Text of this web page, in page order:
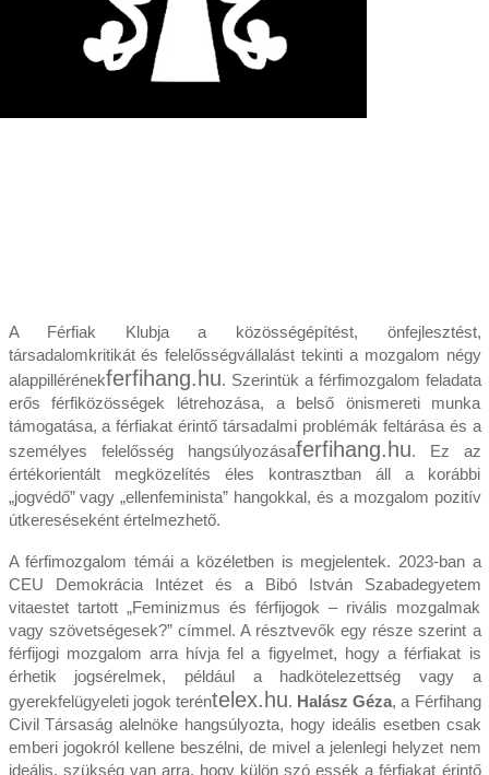
A Férfiak Klubja a közösségépítést, önfejlesztést,
társadalomkritikát és felelősségvállalást tekinti a mozgalom négy
alappillérénekferfihang.hu. Szerintük a férfimozgalom feladata
erős férfiközösségek létrehozása, a belső önismereti munka
támogatása, a férfiakat érintő társadalmi problémák feltárása és a
személyes felelősség hangsúlyozásaferfihang.hu. Ez az
értékorientált megközelítés éles kontrasztban áll a korábbi
„jogvédő” vagy „ellenfeminista” hangokkal, és a mozgalom pozitív
útkereséseként értelmezhető.
A férfimozgalom témái a közéletben is megjelentek. 2023‑ban a
CEU Demokrácia Intézet és a Bibó István Szabadegyetem
vitaestet tartott „Feminizmus és férfijogok – rivális mozgalmak
vagy szövetségesek?” címmel. A résztvevők egy része szerint a
férfijogi mozgalom arra hívja fel a figyelmet, hogy a férfiakat is
érhetik jogsérelmek, például a hadkötelezettség vagy a
gyerekfelügyeleti jogok teréntelex.hu. Halász Géza, a Férfihang
Civil Társaság alelnöke hangsúlyozta, hogy ideális esetben csak
emberi jogokról kellene beszélni, de mivel a jelenlegi helyzet nem
ideális, szükség van arra, hogy külön szó essék a férfiakat érintő